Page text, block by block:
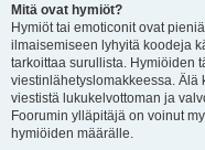
Mitä ovat hymiöt?
Hymiöt tai emoticonit ovat
ilmaisemiseen lyhyitä koodeja
tarkoittaa surullista. Hymiöiden
viestinlähetyslomakkeessa. Älä
viestistä lukukelvottoman ja
Foorumin ylläpitäjä on voinut
hymiöiden määrälle.